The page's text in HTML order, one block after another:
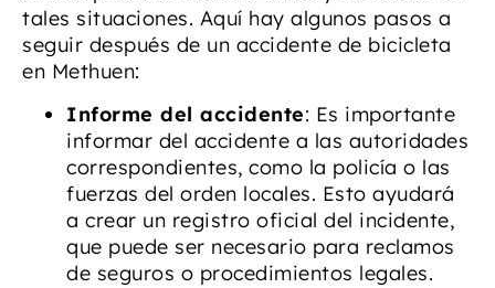
tales situaciones. Aquí hay algunos pasos a
seguir después de un accidente de bicicleta
en Methuen:
Informe del accidente: Es importante
informar del accidente a las autoridades
correspondientes, como la policía o las
fuerzas del orden locales. Esto ayudará
a crear un registro oficial del incidente,
que puede ser necesario para reclamos
de seguros o procedimientos legales.